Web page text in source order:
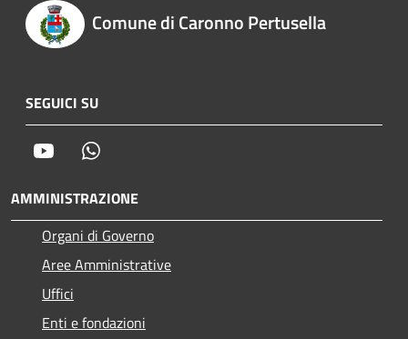
Comune di Caronno Pertusella
SEGUICI SU
Youtube
AMMINISTRAZIONE
Organi di Governo
Aree Amministrative
Uffici
Enti e fondazioni